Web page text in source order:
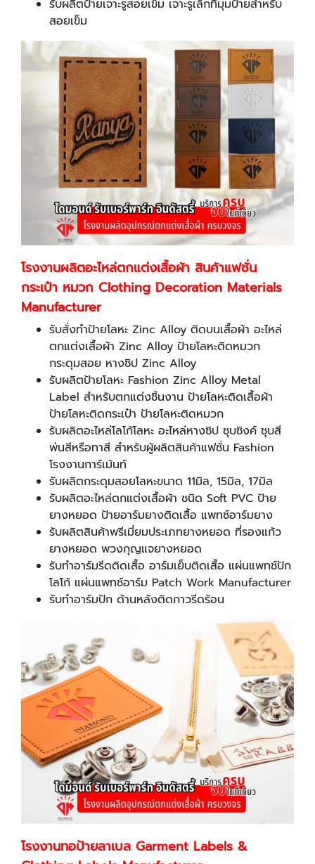
รับผลิตป้ายเจาะรูสอยเข็ม เจาะรูเล็กที่มุมป้ายสำหรับ
สอยเข็ม
โรงงานผลิตอะไหล่ตกแต่งเสื้อผ้า สินค้าแฟชั่น
กระเป๋า หมวก Clothing Decoration Materials
Manufacturer
รับสั่งทำป้ายโลหะ Zinc Alloy ติดบนเสื้อผ้า อะไหล่
ตกแต่งเสื้อผ้า Zinc Alloy ป้ายโลหะติดหมวก
กระดุมสอย หางซิป Zinc Alloy
รับผลิตป้ายโลหะ Fashion Zinc Alloy Metal
Label สำหรับตกแต่งชิ้นงาน ป้ายโลหะติดเสื้อผ้า
ป้ายโลหะติดกระเป๋า ป้ายโลหะติดหมวก
รับผลิตอะไหล่โลโก้โลหะ อะไหล่หางซิป ชุบซิงค์ ชุบสี
พ่นสีหรือทาสี สำหรับผู้ผลิตสินค้าแฟชั่น Fashion
โรงงานการ์เม้นท์
รับผลิตกระดุมสอยโลหะขนาด 11มิล, 15มิล, 17มิล
รับผลิตอะไหล่ตกแต่งเสื้อผ้า ชนิด Soft PVC ป้าย
ยางหยอด ป้ายอาร์มยางติดเสื้อ แพทช์อาร์มยาง
รับผลิตสินค้าพรีเมี่ยมประเภทยางหยอด ที่รองแก้ว
ยางหยอด พวงกุญแจยางหยอด
รับทำอาร์มรีดติดเสื้อ อาร์มเย็บติดเสื้อ แผ่นแพทช์ปัก
โลโก้ แผ่นแพทช์อาร์ม Patch Work Manufacturer
รับทำอาร์มปัก ด้านหลังติดกาวรีดร้อน
โรงงานทอป้ายลาเบล Garment Labels &